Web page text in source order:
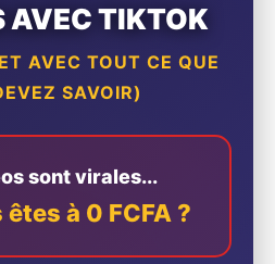
AVEC TIKTOK
AVEC TOUT CE QUE
SAVOIR)
sont virales...
à 0 FCFA ?